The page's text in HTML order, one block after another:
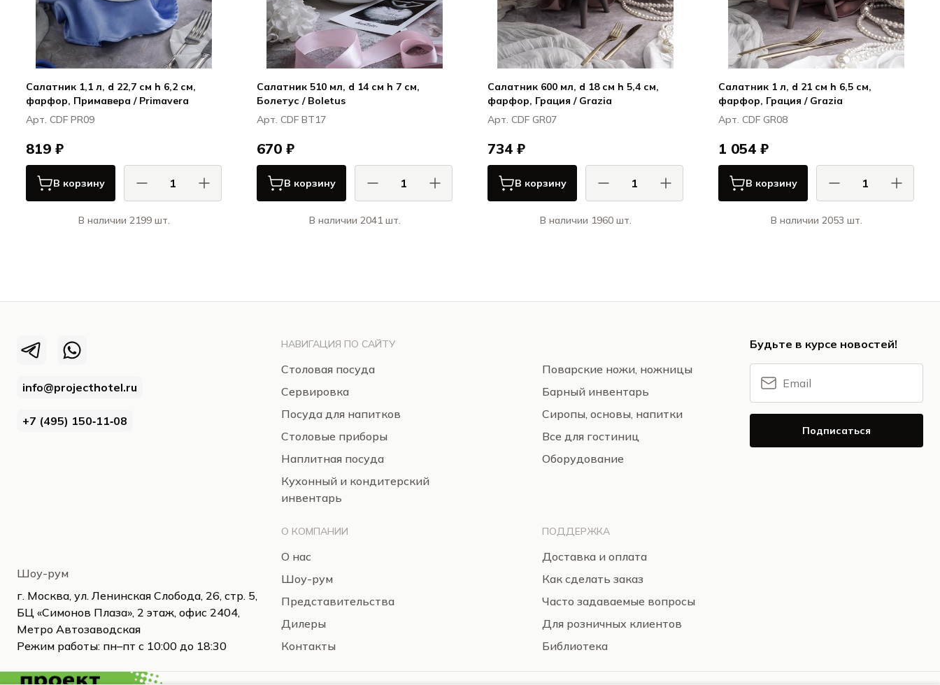
Салатник 1,1 л, d 22,7 см h 6,2 см,
фарфор, Примавера / Primavera
Арт. CDF PR09
819 ₽
В корзину
В наличии 2199 шт.
Салатник 510 мл, d 14 см h 7 см,
Болетус / Boletus
Арт. CDF BT17
670 ₽
В корзину
В наличии 2041 шт.
Салатник 600 мл, d 18 см h 5,4 см,
фарфор, Грация / Grazia
Арт. CDF GR07
734 ₽
В корзину
В наличии 1960 шт.
Салатник 1 л, d 21 см h 6,5 см,
фарфор, Грация / Grazia
Арт. CDF GR08
1 054 ₽
В корзину
В наличии 2053 шт.
info@projecthotel.ru
+7 (495) 150‑11‑08
Шоу-рум
г. Москва, ул. Ленинская Слобода, 26, стр. 5,
БЦ «Симонов Плаза», 2 этаж, офис 2404,
Метро Автозаводская
Режим работы: пн–пт с 10:00 до 18:30
НАВИГАЦИЯ ПО САЙТУ
Столовая посуда
Сервировка
Посуда для напитков
Столовые приборы
Наплитная посуда
Кухонный и кондитерский
инвентарь
Поварские ножи, ножницы
Барный инвентарь
Сиропы, основы, напитки
Все для гостиниц
Оборудование
О КОМПАНИИ
О нас
Шоу-рум
Представительства
Дилеры
Контакты
ПОДДЕРЖКА
Доставка и оплата
Как сделать заказ
Часто задаваемые вопросы
Для розничных клиентов
Библиотека
Будьте в курсе новостей!
Подписаться